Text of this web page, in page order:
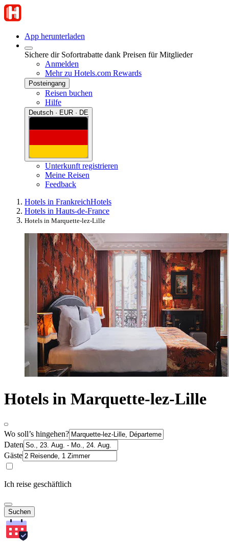
App herunterladen
Sichere dir Sofortrabatte dank Preisen für Mitglieder
Anmelden
Mehr zu Hotels.com Rewards
Posteingang
Reisen buchen
Hilfe
Deutsch · EUR · DE
Unterkunft registrieren
Meine Reisen
Feedback
Hotels in FrankreichHotels
Hotels in Hauts-de-France
Hotels in Marquette-lez-Lille
Hotels in Marquette-lez-Lille
Wo soll’s hingehen?
Daten
Gäste
Ich reise geschäftlich
Suchen